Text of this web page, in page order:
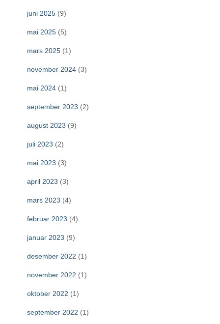
juni 2025 (9)
mai 2025 (5)
mars 2025 (1)
november 2024 (3)
mai 2024 (1)
september 2023 (2)
august 2023 (9)
juli 2023 (2)
mai 2023 (3)
april 2023 (3)
mars 2023 (4)
februar 2023 (4)
januar 2023 (9)
desember 2022 (1)
november 2022 (1)
oktober 2022 (1)
september 2022 (1)